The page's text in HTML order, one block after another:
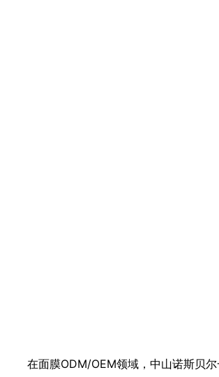
在面膜ODM/OEM领域，中山诺斯贝